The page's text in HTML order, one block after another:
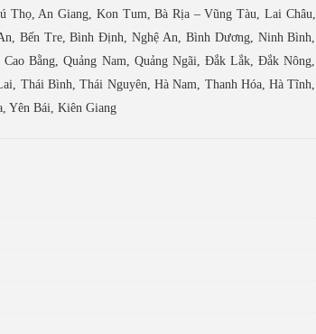
Thọ, An Giang, Kon Tum, Bà Rịa – Vũng Tàu, Lai Châu,
Bến Tre, Bình Định, Nghệ An, Bình Dương, Ninh Bình,
Bằng, Quảng Nam, Quảng Ngãi, Đắk Lắk, Đắk Nông,
Thái Bình, Thái Nguyên, Hà Nam, Thanh Hóa, Hà Tĩnh,
Yên Bái, Kiên Giang